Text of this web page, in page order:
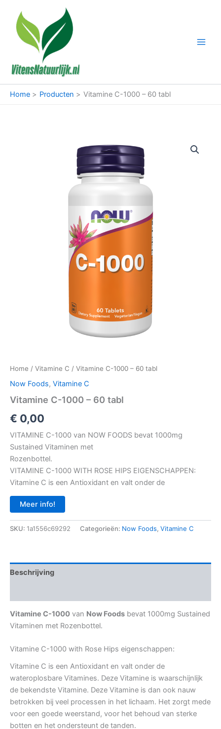
inhoud
Home Producten Vitamine C-1000 – 60 tabl
Home / Vitamine C / Vitamine C-1000 – 60 tabl
Now Foods, Vitamine C
Vitamine C-1000 – 60 tabl
€ 0,00
VITAMINE C-1000 van NOW FOODS bevat 1000mg
Sustained Vitaminen met
Rozenbottel.
VITAMINE C-1000 WITH ROSE HIPS EIGENSCHAPPEN:
Vitamine C is een Antioxidant en valt onder de
Meer info!
SKU: 1a1556c69292 Categorieën: Now Foods, Vitamine C
Beschrijving
Vitamine C-1000 van Now Foods bevat 1000mg Sustained
Vitaminen met Rozenbottel.
Vitamine C-1000 with Rose Hips eigenschappen:
Vitamine C is een Antioxidant en valt onder de
wateroplosbare Vitamines. Deze Vitamine is waarschijnlijk
de bekendste Vitamine. Deze Vitamine is dan ook nauw
betrokken bij veel processen in het lichaam. Het zorgt mede
voor een goede weerstand, voor het behoud van sterke
botten en het ondersteunt de tanden.